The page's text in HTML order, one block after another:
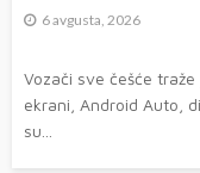
6 avgusta, 2026
Vozači sve češće
ekrani, Android Auto,
su...